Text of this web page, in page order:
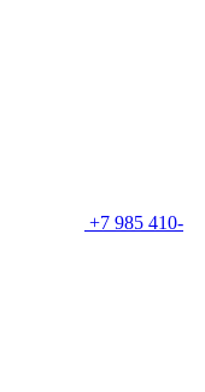
+7 985 410-